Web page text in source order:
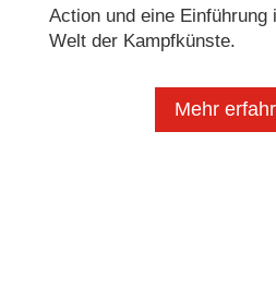
Action und eine Einführung
Welt der Kampfkünste.
Mehr